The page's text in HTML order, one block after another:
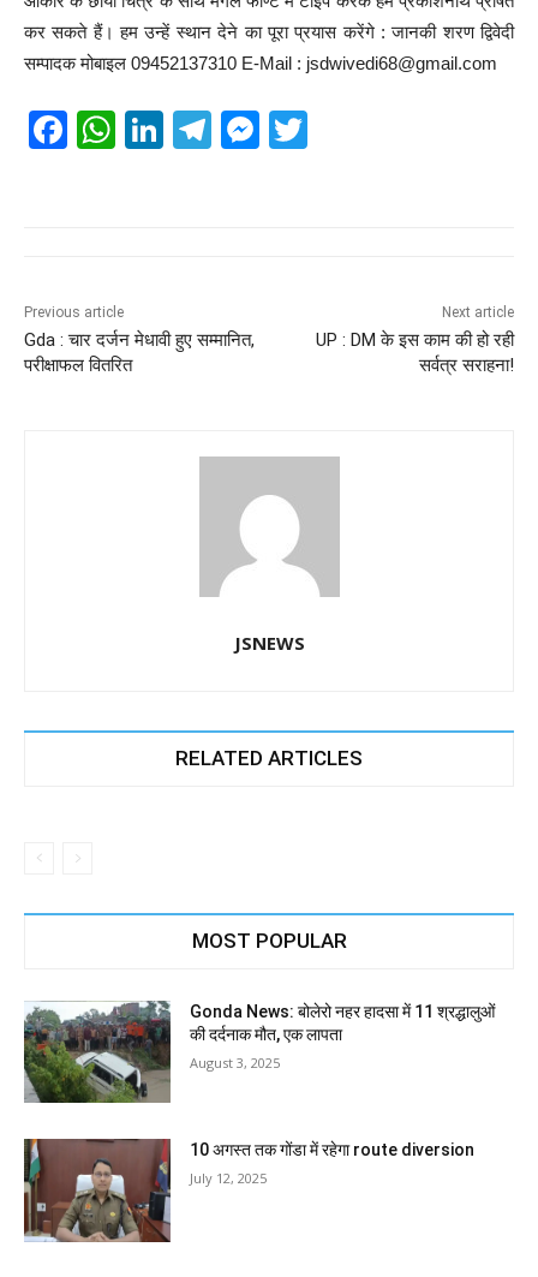
कर सकते हैं। हम उन्हें स्थान देने का पूरा प्रयास करेंगे : जानकी शरण द्विवेदी
सम्पादक मोबाइल 09452137310 E-Mail : jsdwivedi68@gmail.com
F
o
o
W
p
p
Li
n
T
m
M
Previous article
Gda : चार दर्जन मेधावी हुए सम्मानित,
परीक्षाफल वितरित
Next article
UP : DM के इस काम की हो रही
सर्वत्र सराहना!
JSNEWS
RELATED ARTICLES
MOST POPULAR
Gonda News: बोलेरो नहर हादसा में 11 श्रद्धालुओं
की दर्दनाक मौत, एक लापता
August 3, 2025
10 अगस्त तक गोंडा में रहेगा route diversion
July 12, 2025